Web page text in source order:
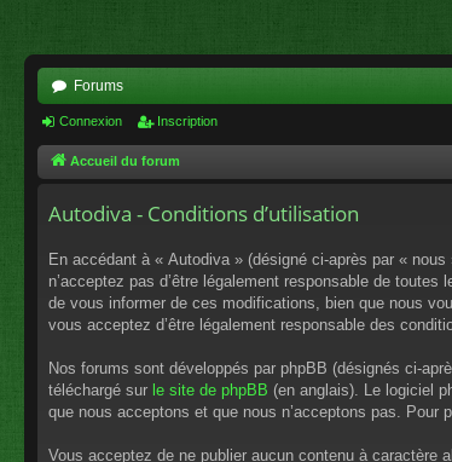
Forums
Connexion Inscription
Accueil du forum
Autodiva - Conditions d’utilisation
En accédant à « Autodiva » (désigné ci-après par «
n’acceptez pas d’être légalement responsable de
de vous informer de ces modifications, bien que nous
vous acceptez d’être légalement responsable des
Nos forums sont développés par phpBB (désignés ci-
téléchargé sur le site de phpBB (en anglais). Le logiciel
que nous acceptons et que nous n’acceptons pas. Pour
Vous acceptez de ne publier aucun contenu à caractère